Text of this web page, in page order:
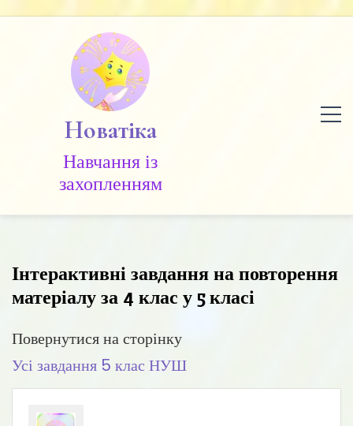
Новатіка
Навчання із
захопленням
Інтерактивні завдання на повторення
матеріалу за 4 клас у 5 класі
Повернутися на сторінку
Усі завдання 5 клас НУШ